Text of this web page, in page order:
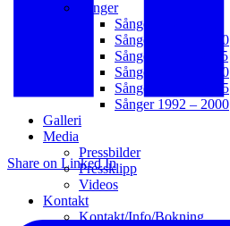
Share on Linked In
Sånger
Sånger 2021 – t.v.
Sånger 2016 – 2020
Sånger 2011 – 2015
Sånger 2006 – 2010
Sånger 2001 – 2005
Sånger 1992 – 2000
Galleri
Media
Pressbilder
Pressklipp
Videos
Kontakt
Kontakt/Info/Bokning